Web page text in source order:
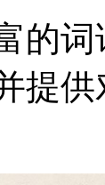
的
提